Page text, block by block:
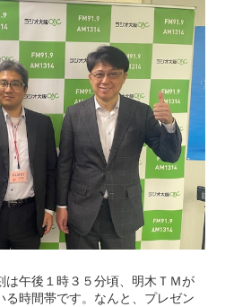
は午後１時３５分頃、明木ＴＭが
る時間帯です。なんと、プレゼン